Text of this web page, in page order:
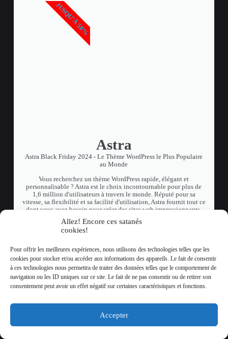
Allez! Encore ces satanés
cookies!
Pour offrir les meilleures expériences, nous utilisons des technologies telles que les
cookies pour stocker et/ou accéder aux informations des appareils. Le fait de consentir
à ces technologies nous permettra de traiter des données telles que le comportement de
navigation ou les ID uniques sur ce site. Le fait de ne pas consentir ou de retirer son
consentement peut avoir un effet négatif sur certaines caractéristiques et fonctions.
Accepter
Astra
Astra Black Friday 2024 - Le Thème WordPress le Plus Populaire
au Monde
Vous recherchez un thème WordPress rapide, élégant et
personnalisable ? Astra est le choix incontournable pour plus de
1,6 million d'utilisateurs à travers le monde. Réputé pour sa
vitesse, sa flexibilité et sa facilité d'utilisation, Astra fournit tout ce
dont vous avez besoin pour créer des sites web impressionnants,
avec accès à plus de 170 modèles de démarrage professionnels
pour commencer rapidement.
Promotion Astra:🌟 Jusqu'à 50 % de réduction sur tous les
plans
💎 De plus, obtenez des produits premium d'une valeur de
958 $+ GRATUITEMENT
JUSQU'À 50%